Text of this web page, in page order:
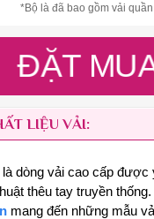
*Bộ là đã bao gồm vải
ĐẶT
LIỆU VẢI:
là dòng vải cao cấp
thêu tay truyền
mang đến những mẫu